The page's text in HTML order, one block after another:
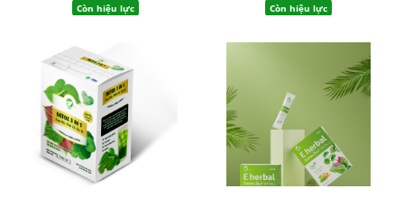
Còn hiệu lực Còn hiệu lực